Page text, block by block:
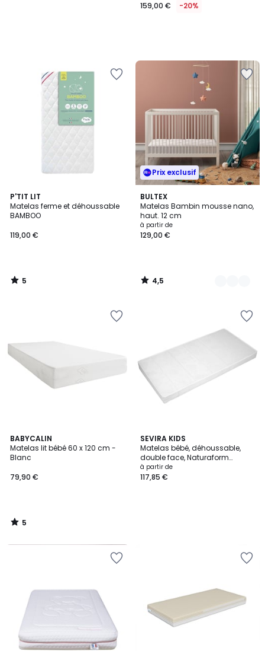
159,00 € -20%
P'TIT LIT
Matelas ferme et déhoussable
BAMBOO
119,00 €
5
/
5
5
/
Prix exclusif
BULTEX
Matelas Bambin mousse nano,
haut. 12 cm
à partir de
129,00 €
4,5
/ 5
2
Couleurs
4,5
/
BABYCALIN
Matelas lit bébé 60 x 120 cm -
Blanc
79,90 €
5
/
5
5
/
SEVIRA KIDS
Matelas bébé, déhoussable,
double face, Naturaform
MAISON SEVIRA
à partir de
117,85 €